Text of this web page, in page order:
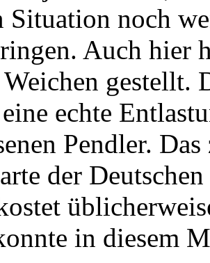
Situation noch
Auch hier
gestellt.
echte
Pendler.
der
in diesem